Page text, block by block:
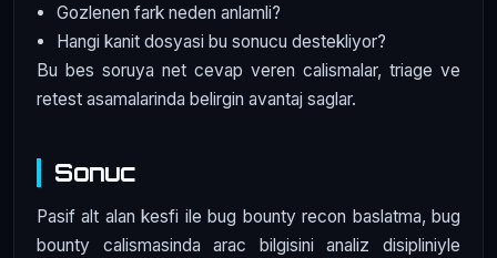
Gozlenen fark neden anlamli?
Hangi kanit dosyasi bu sonucu destekliyor?
Bu bes soruya net cevap veren calismalar, triage ve
retest asamalarinda belirgin avantaj saglar.
Sonuc
Pasif alt alan kesfi ile bug bounty recon baslatma, bug
bounty calismasinda arac bilgisini analiz disipliniyle